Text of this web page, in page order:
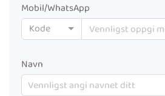
Mobil/WhatsApp
Kode
Navn